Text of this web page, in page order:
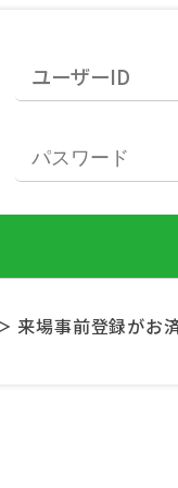
来場事前登録がお